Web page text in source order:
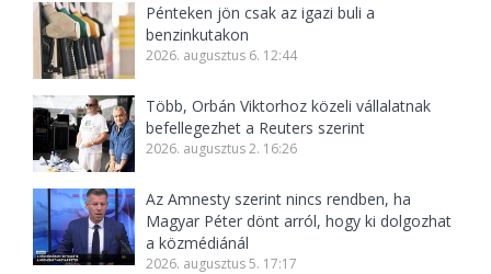
Pénteken jön csak az igazi buli a
benzinkutakon
2026. augusztus 6. 12:44
Több, Orbán Viktorhoz közeli vállalatnak
befellegezhet a Reuters szerint
2026. augusztus 2. 16:26
Az Amnesty szerint nincs rendben, ha
Magyar Péter dönt arról, hogy ki dolgozhat
a közmédiánál
2026. augusztus 5. 17:17